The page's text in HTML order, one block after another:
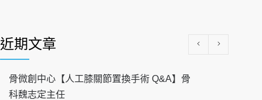
近期文章
骨微創中心【人工膝關節置換手術 Q&A】骨
科魏志定主任